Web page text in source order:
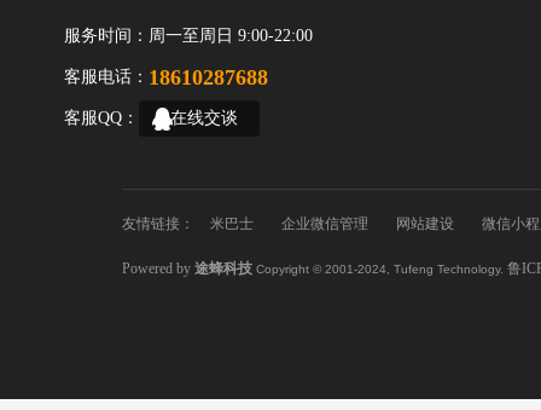
服务时间： 周一至周日 9:00-22:00
客服电话： 18610287688
客服QQ： 在线交谈
友情链接： 米巴士 企业微信管理 网站建设 微信小
Powered by途蜂科技 Copyright © 2001-2024, Tufeng Technology. 鲁